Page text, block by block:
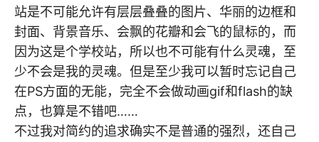
站是不可能允许有层层叠叠的图片、华丽的边框和
封面、背景音乐、会飘的花瓣和会飞的鼠标的，而
因为这是个学校站，所以也不可能有什么灵魂，至
少不会是我的灵魂。但是至少我可以暂时忘记自己
在PS方面的无能，完全不会做动画gif和flash的缺
点，也算是不错吧……
不过我对简约的追求确实不是普通的强烈，还自己